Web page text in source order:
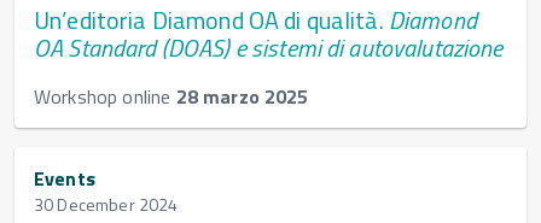
Un’editoria Diamond OA di qualità.Diamond
OA Standard (DOAS) e sistemi di autovalutazione
Workshop online 28 marzo 2025
Events
30 December 2024